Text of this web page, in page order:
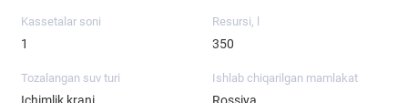
Kassetalar soni
1
Resursi, l
350
Tozalangan suv turi Ishlab chiqarilgan mamlakat